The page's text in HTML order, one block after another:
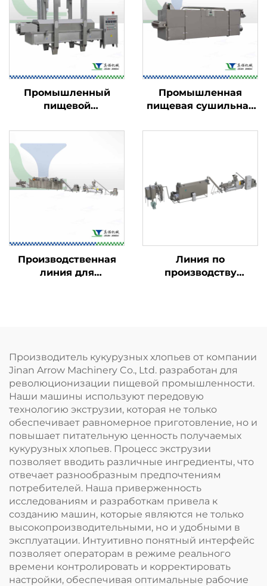
Промышленный
пищевой
Промышленная
пищевая сушильная
Производственная
линия для
Линия по
производству
Производитель кукурузных хлопьев от компании
Jinan Arrow Machinery Co., Ltd. разработан для
революционизации пищевой промышленности.
Наши машины используют передовую
технологию экструзии, которая не только
обеспечивает равномерное приготовление, но и
повышает питательную ценность получаемых
кукурузных хлопьев. Процесс экструзии
позволяет вводить различные ингредиенты, что
отвечает разнообразным предпочтениям
потребителей. Наша приверженность
исследованиям и разработкам привела к
созданию машин, которые являются не только
высокопроизводительными, но и удобными в
эксплуатации. Интуитивно понятный интерфейс
позволяет операторам в режиме реального
времени контролировать и корректировать
настройки, обеспечивая оптимальные рабочие